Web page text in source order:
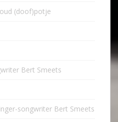
(doof)potje
Bert Smeets
songwriter Bert Smeets